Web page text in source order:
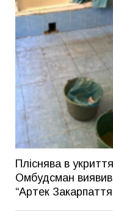
Пліснява в
Омбудсман виявив
“Артек